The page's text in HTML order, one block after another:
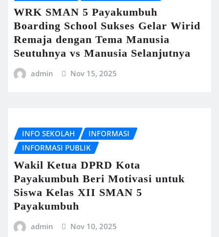
WRK SMAN 5 Payakumbuh
Boarding School Sukses Gelar Wirid
Remaja dengan Tema Manusia
Seutuhnya vs Manusia Selanjutnya
admin Nov 15, 2025
INFO SEKOLAH
INFORMASI
INFORMASI PUBLIK
Wakil Ketua DPRD Kota
Payakumbuh Beri Motivasi untuk
Siswa Kelas XII SMAN 5
Payakumbuh
admin Nov 10, 2025